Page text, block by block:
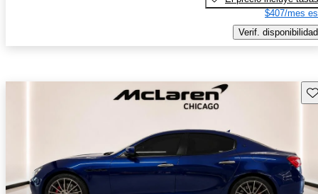
$407/mes
Verif. disponibilidad